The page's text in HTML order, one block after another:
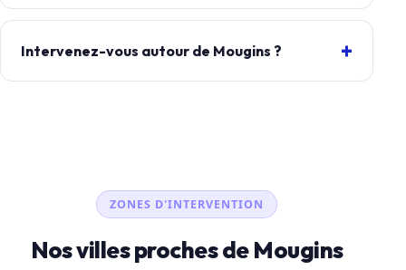
Intervenez-vous autour de Mougins ?
ZONES D'INTERVENTION
Nos villes proches de Mougins